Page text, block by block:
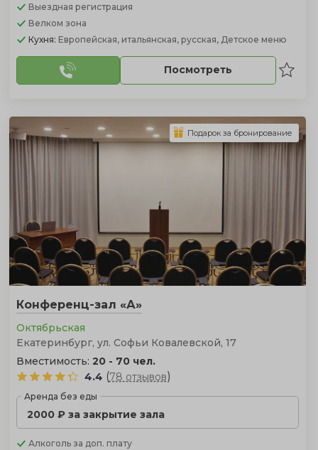
Выездная регистрация
Велком зона
Кухня: Европейская, итальянская, русская, Детское меню
Посмотреть
Конференц-зал «А»
Октябрьская
Екатеринбург, ул. Софьи Ковалевской, 17
Вместимость: 20 - 70 чел.
4.4 (78 отзывов)
Аренда без еды
2000 ₽ за закрытие зала
Алкоголь за доп. плату
Подарок за бронирование